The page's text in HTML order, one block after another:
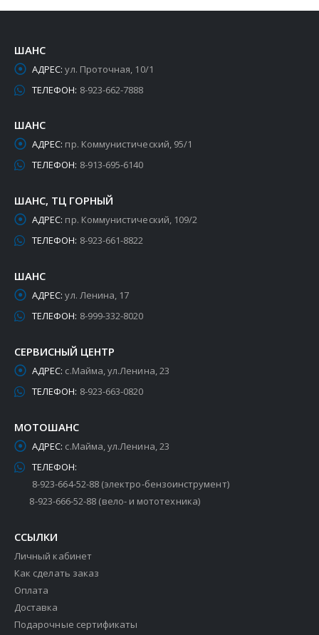
ШАНС
АДРЕС: ул. Проточная, 10/1
ТЕЛЕФОН: 8-923-662-7888
ШАНС
АДРЕС: пр. Коммунистический, 95/1
ТЕЛЕФОН: 8-913-695-6140
ШАНС, ТЦ ГОРНЫЙ
АДРЕС: пр. Коммунистический, 109/2
ТЕЛЕФОН: 8-923-661-8822
ШАНС
АДРЕС: ул. Ленина, 17
ТЕЛЕФОН: 8-999-332-8020
СЕРВИСНЫЙ ЦЕНТР
АДРЕС: с.Майма, ул.Ленина, 23
ТЕЛЕФОН: 8-923-663-0820
МОТОШАНС
АДРЕС: с.Майма, ул.Ленина, 23
ТЕЛЕФОН:
8-923-664-52-88 (электро-бензоинструмент)
8-923-666-52-88 (вело- и мототехника)
ССЫЛКИ
Личный кабинет
Как сделать заказ
Оплата
Доставка
Подарочные сертификаты